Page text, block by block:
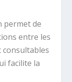
permet de
entre les
consultables
facilite la